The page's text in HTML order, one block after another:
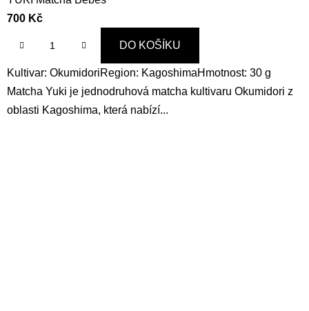
700 Kč
DO KOŠÍKU
Kultivar: OkumidoriRegion: KagoshimaHmotnost: 30 g
Matcha Yuki je jednodruhová matcha kultivaru Okumidori z
oblasti Kagoshima, která nabízí...